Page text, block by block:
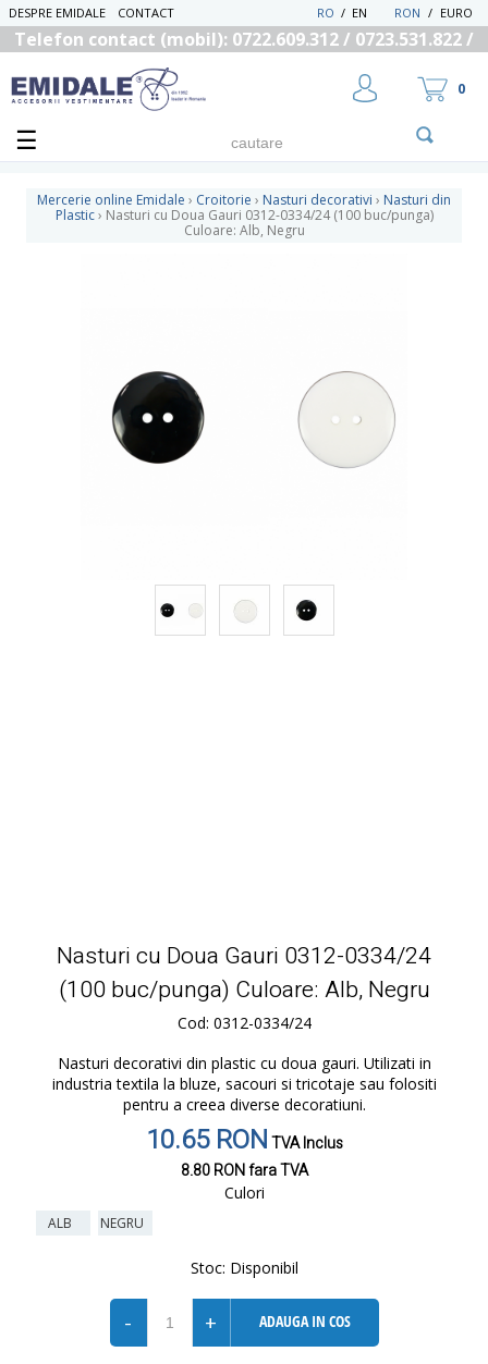
DESPRE EMIDALE CONTACT RON / EURO
EN
/
RO
Telefon contact (mobil): 0722.609.312 / 0723.531.822 /
0
Mercerie online Emidale › Croitorie › Nasturi decorativi › Nasturi din
Plastic › Nasturi cu Doua Gauri 0312-0334/24 (100 buc/punga)
Culoare: Alb, Negru
Nasturi cu Doua Gauri 0312-0334/24
(100 buc/punga) Culoare: Alb, Negru
Cod: 0312-0334/24
Nasturi decorativi din plastic cu doua gauri. Utilizati in
industria textila la bluze, sacouri si tricotaje sau folositi
pentru a creea diverse decoratiuni.
10.65 RONTVA Inclus
8.80 RONfara TVA
Culori
ALB NEGRU
Stoc: Disponibil
- + ADAUGA IN COS